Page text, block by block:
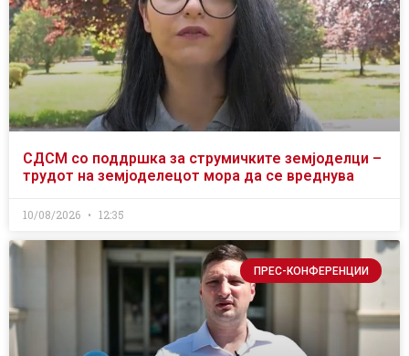
СДСМ со поддршка за струмичките земјоделци –
трудот на земјоделецот мора да се вреднува
10/08/2026 12:35
ПРЕС-КОНФЕРЕНЦИИ